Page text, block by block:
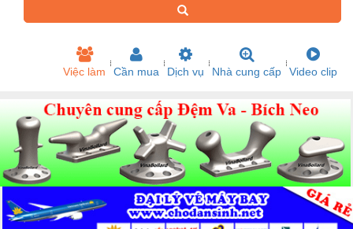
Việc làm Cần mua Dịch vụ Nhà cung cấp Video clip